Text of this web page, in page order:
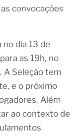
convocações
dia 13 de
as 19h, no
A Seleção tem
e o próximo
Além
ao contexto de